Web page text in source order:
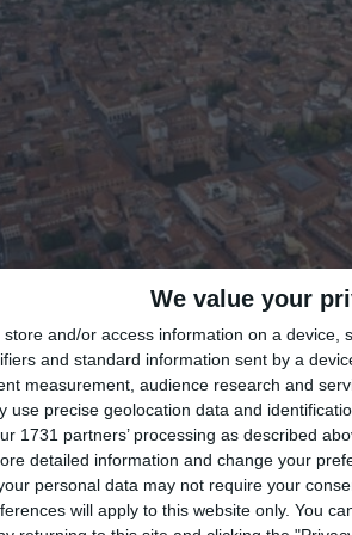
We value your
store and/or access information on a device,
and standard information sent by a
measurement, audience research and
use precise geolocation data and
1731 partners’ processing as described
detailed information and change your
personal data may not require your
will apply to this website only. You
online le immagini
in tutto il mondo.
che ha presentato
cospicua anche la presenza
con 86 location, di cui 23
è disponibile